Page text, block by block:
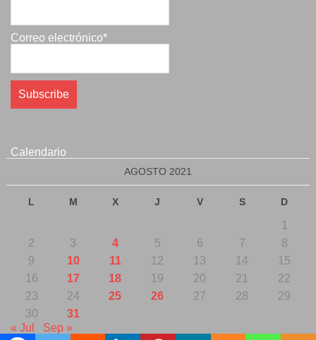
Correo electrónico*
Calendario
AGOSTO 2021
L M X J V S D
1
2
3 4 5 6 7
8
9
10 11 12 13 14
15
16
17 18 19 20 21
22
23
24 25 26 27 28
29
30
31
« Jul
Sep »